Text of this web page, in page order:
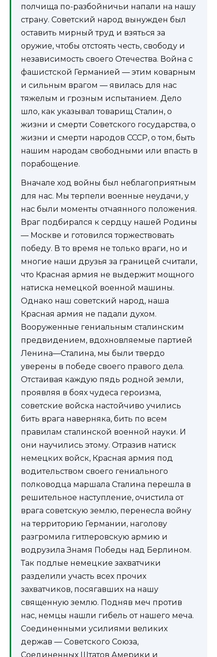
полчища по-разбойничьи напали на нашу
страну. Советский народ вынужден был
оставить мирный труд и взяться за
оружие, чтобы отстоять честь, свободу и
независимость своего Отечества. Война с
фашистской Германией — этим коварным
и сильным врагом — явилась для нас
тяжелым и грозным испытанием. Дело
шло, как указывал товарищ Сталин, о
жизни и смерти Советского государства, о
жизни и смерти народов СССР, о том, быть
нашим народам свободными или впасть в
порабощение.
Вначале ход войны был неблагоприятным
для нас. Мы терпели военные неудачи, у
нас были моменты отчаянного положения.
Враг подбирался к сердцу нашей Родины
— Москве и готовился торжествовать
победу. В то время не только враги, но и
многие наши друзья за границей считали,
что Красная армия не выдержит мощного
натиска немецкой военной машины.
Однако наш советский народ, наша
Красная армия не падали духом.
Вооруженные гениальным сталинским
предвидением, вдохновляемые партией
Ленина—Сталина, мы были твердо
уверены в победе своего правого дела.
Отстаивая каждую пядь родной земли,
проявляя в боях чудеса героизма,
советские войска настойчиво учились
бить врага наверняка, бить по всем
правилам сталинской военной науки. И
они научились этому. Отразив натиск
немецких войск, Красная армия под
водительством своего гениального
полководца маршала Сталина перешла в
решительное наступление, очистила от
врага советскую землю, перенесла войну
на территорию Германии, наголову
разгромила гитлеровскую армию и
водрузила Знамя Победы над Берлином.
Так подлые немецкие захватчики
разделили участь всех прочих
захватчиков, посягавших на нашу
священную землю. Подняв меч против
нас, немцы нашли гибель от нашего меча.
Соединенными усилиями великих
держав — Советского Союза,
Соединенных Штатов Америки и